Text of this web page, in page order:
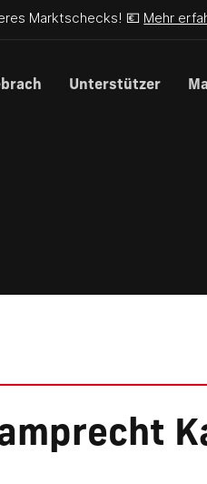
Marktschecks! 💶 Mehr
Unterstützer